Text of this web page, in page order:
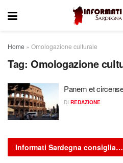
Home » Omologazione culturale
Tag: Omologazione
Panem et
DI REDAZIONE
Informati Sardegna consiglia…